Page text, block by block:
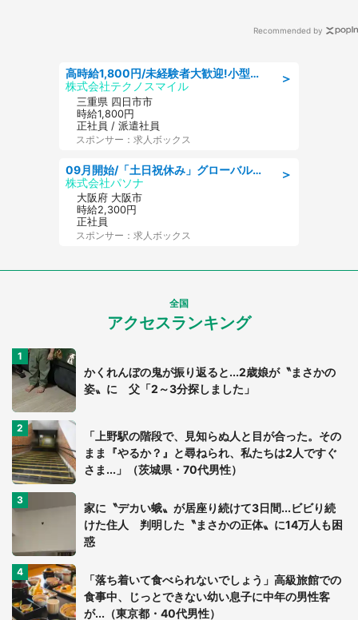
Recommended by
＞
高時給1,800円/未経験者大歓迎!小型部品の加工業務 denso aichi
株式会社テクノスマイル
三重県 四日市市
時給1,800円
正社員 / 派遣社員
スポンサー：求人ボックス
＞
09月開始/「土日祝休み」グローバル企業での産業保健のお仕事/保健師/高時給/残業なし/服装自由
株式会社パソナ
大阪府 大阪市
時給2,300円
正社員
スポンサー：求人ボックス
全国
アクセスランキング
かくれんぼの鬼が振り返ると...2歳娘が〝まさかの
姿〟に 父「2～3分探しました」
「上野駅の階段で、見知らぬ人と目が合った。その
まま『やるか？』と尋ねられ、私たちは2人ですぐ
さま...」（茨城県・70代男性）
家に〝デカい蛾〟が居座り続けて3日間...ビビり続
けた住人 判明した〝まさかの正体〟に14万人も困
惑
「落ち着いて食べられないでしょう」高級旅館での
食事中、じっとできない幼い息子に中年の男性客
が...（東京都・40代男性）